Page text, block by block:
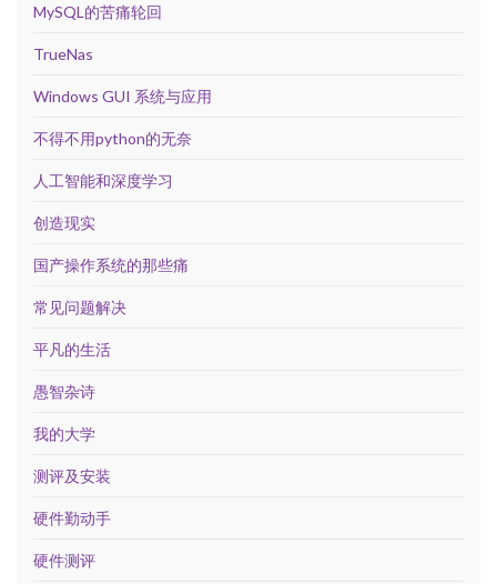
MySQL的苦痛轮回
TrueNas
Windows GUI 系统与应用
不得不用python的无奈
人工智能和深度学习
创造现实
国产操作系统的那些痛
常见问题解决
平凡的生活
愚智杂诗
我的大学
测评及安装
硬件勤动手
硬件测评